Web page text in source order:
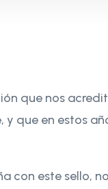
que nos
que en estos
con este sello,